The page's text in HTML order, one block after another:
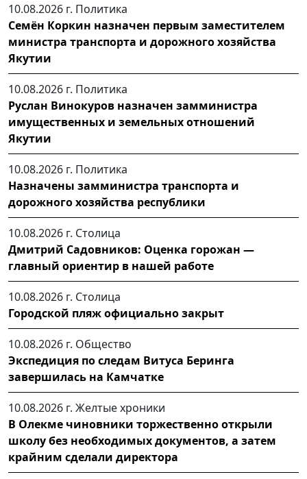
10.08.2026 г. Политика
Семён Коркин назначен первым заместителем
министра транспорта и дорожного хозяйства
Якутии
10.08.2026 г. Политика
Руслан Винокуров назначен замминистра
имущественных и земельных отношений
Якутии
10.08.2026 г. Политика
Назначены замминистра транспорта и
дорожного хозяйства республики
10.08.2026 г. Столица
Дмитрий Садовников: Оценка горожан —
главный ориентир в нашей работе
10.08.2026 г. Столица
Городской пляж официально закрыт
10.08.2026 г. Общество
Экспедиция по следам Витуса Беринга
завершилась на Камчатке
10.08.2026 г. Желтые хроники
В Олекме чиновники торжественно открыли
школу без необходимых документов, а затем
крайним сделали директора